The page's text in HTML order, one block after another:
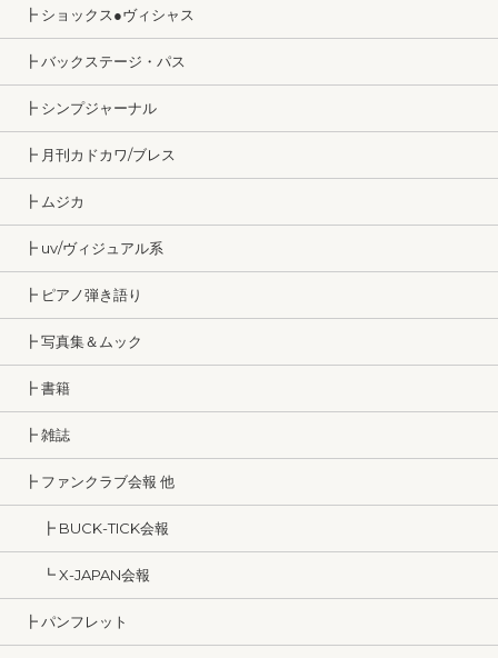
┣ ショックス●ヴィシャス
┣ バックステージ・パス
┣ シンプジャーナル
┣ 月刊カドカワ/ブレス
┣ ムジカ
┣ uv/ヴィジュアル系
┣ ピアノ弾き語り
┣ 写真集＆ムック
┣ 書籍
┣ 雑誌
┣ ファンクラブ会報 他
┣ BUCK-TICK会報
┗ X-JAPAN会報
┣ パンフレット